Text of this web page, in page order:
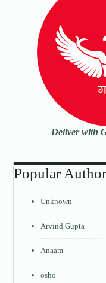
Deliver with
Popular
Unknown
Arvind Gupta
Anaam
osho